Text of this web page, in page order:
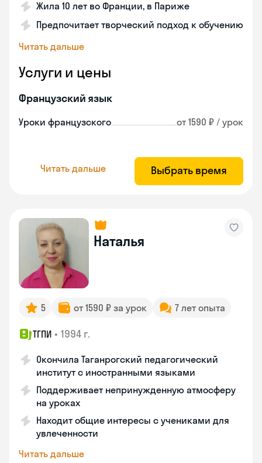
Жила 10 лет во Франции, в Париже
Предпочитает творческий подход к обучению
Читать дальше
Услуги и цены
Французский язык
Уроки французского от 1590 ₽ / урок
Читать дальше Выбрать время
Наталья
5 от 1590 ₽ за урок 7 лет опыта
ТГПИ • 1994 г.
Окончила Таганрогский педагогический
институт с иностранными языками
Поддерживает непринужденную атмосферу
на уроках
Находит общие интересы с учениками для
увлеченности
Читать дальше